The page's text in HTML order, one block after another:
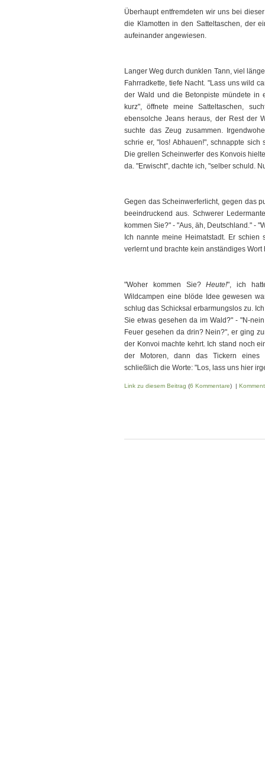
Überhaupt entfremdeten wir uns bei
die Klamotten in den Satteltaschen, der
aufeinander angewiesen.
Langer Weg durch dunklen Tann, viel
Fahrradkette, tiefe Nacht. "Lass uns wild
der Wald und die Betonpiste mündete in
kurz", öffnete meine Satteltaschen,
ebensolche Jeans heraus, der Rest der
suchte das Zeug zusammen.
schrie er, "los! Abhauen!", schnappte
Die grellen Scheinwerfer des Konvois
da. "Erwischt", dachte ich, "selber schuld.
Gegen das Scheinwerferlicht, gegen das
beeindruckend aus. Schwerer
kommen Sie?" - "Aus, äh, Deutschland." -
Ich nannte meine Heimatstadt. Er
verlernt und brachte kein anständiges
"Woher kommen Sie?Heute!", ich
Wildcampen eine blöde Idee gewesen
schlug das Schicksal erbarmungslos zu.
Sie etwas gesehen da im Wald?" - "N-
Feuer gesehen da drin? Nein?", er ging
der Konvoi machte kehrt. Ich stand noch
der Motoren, dann das Tickern eines
schließlich die Worte: "Los, lass uns hier
Link zu diesem Beitrag (6 Kommentare) |